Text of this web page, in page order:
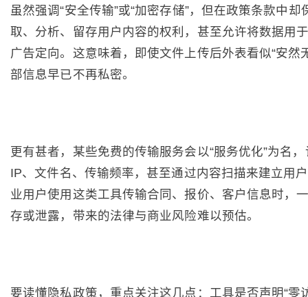
虽然强调“安全传输”或“加密存储”，但在政策条款中却
取、分析、留存用户内容的权利，甚至允许将数据用
广告定向。这意味着，即使文件上传后外表看似“安然
部信息早已不再私密。
更有甚者，某些免费的传输服务会以“服务优化”为名
IP、文件名、传输频率，甚至通过内容扫描来建立用
业用户使用这类工具传输合同、报价、客户信息时，
存或泄露，带来的法律与商业风险难以预估。
要读懂隐私政策，重点关注这几点：工具是否声明“零